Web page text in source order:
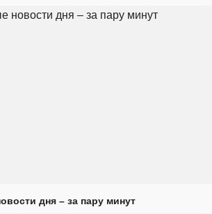
дня – за пару минут